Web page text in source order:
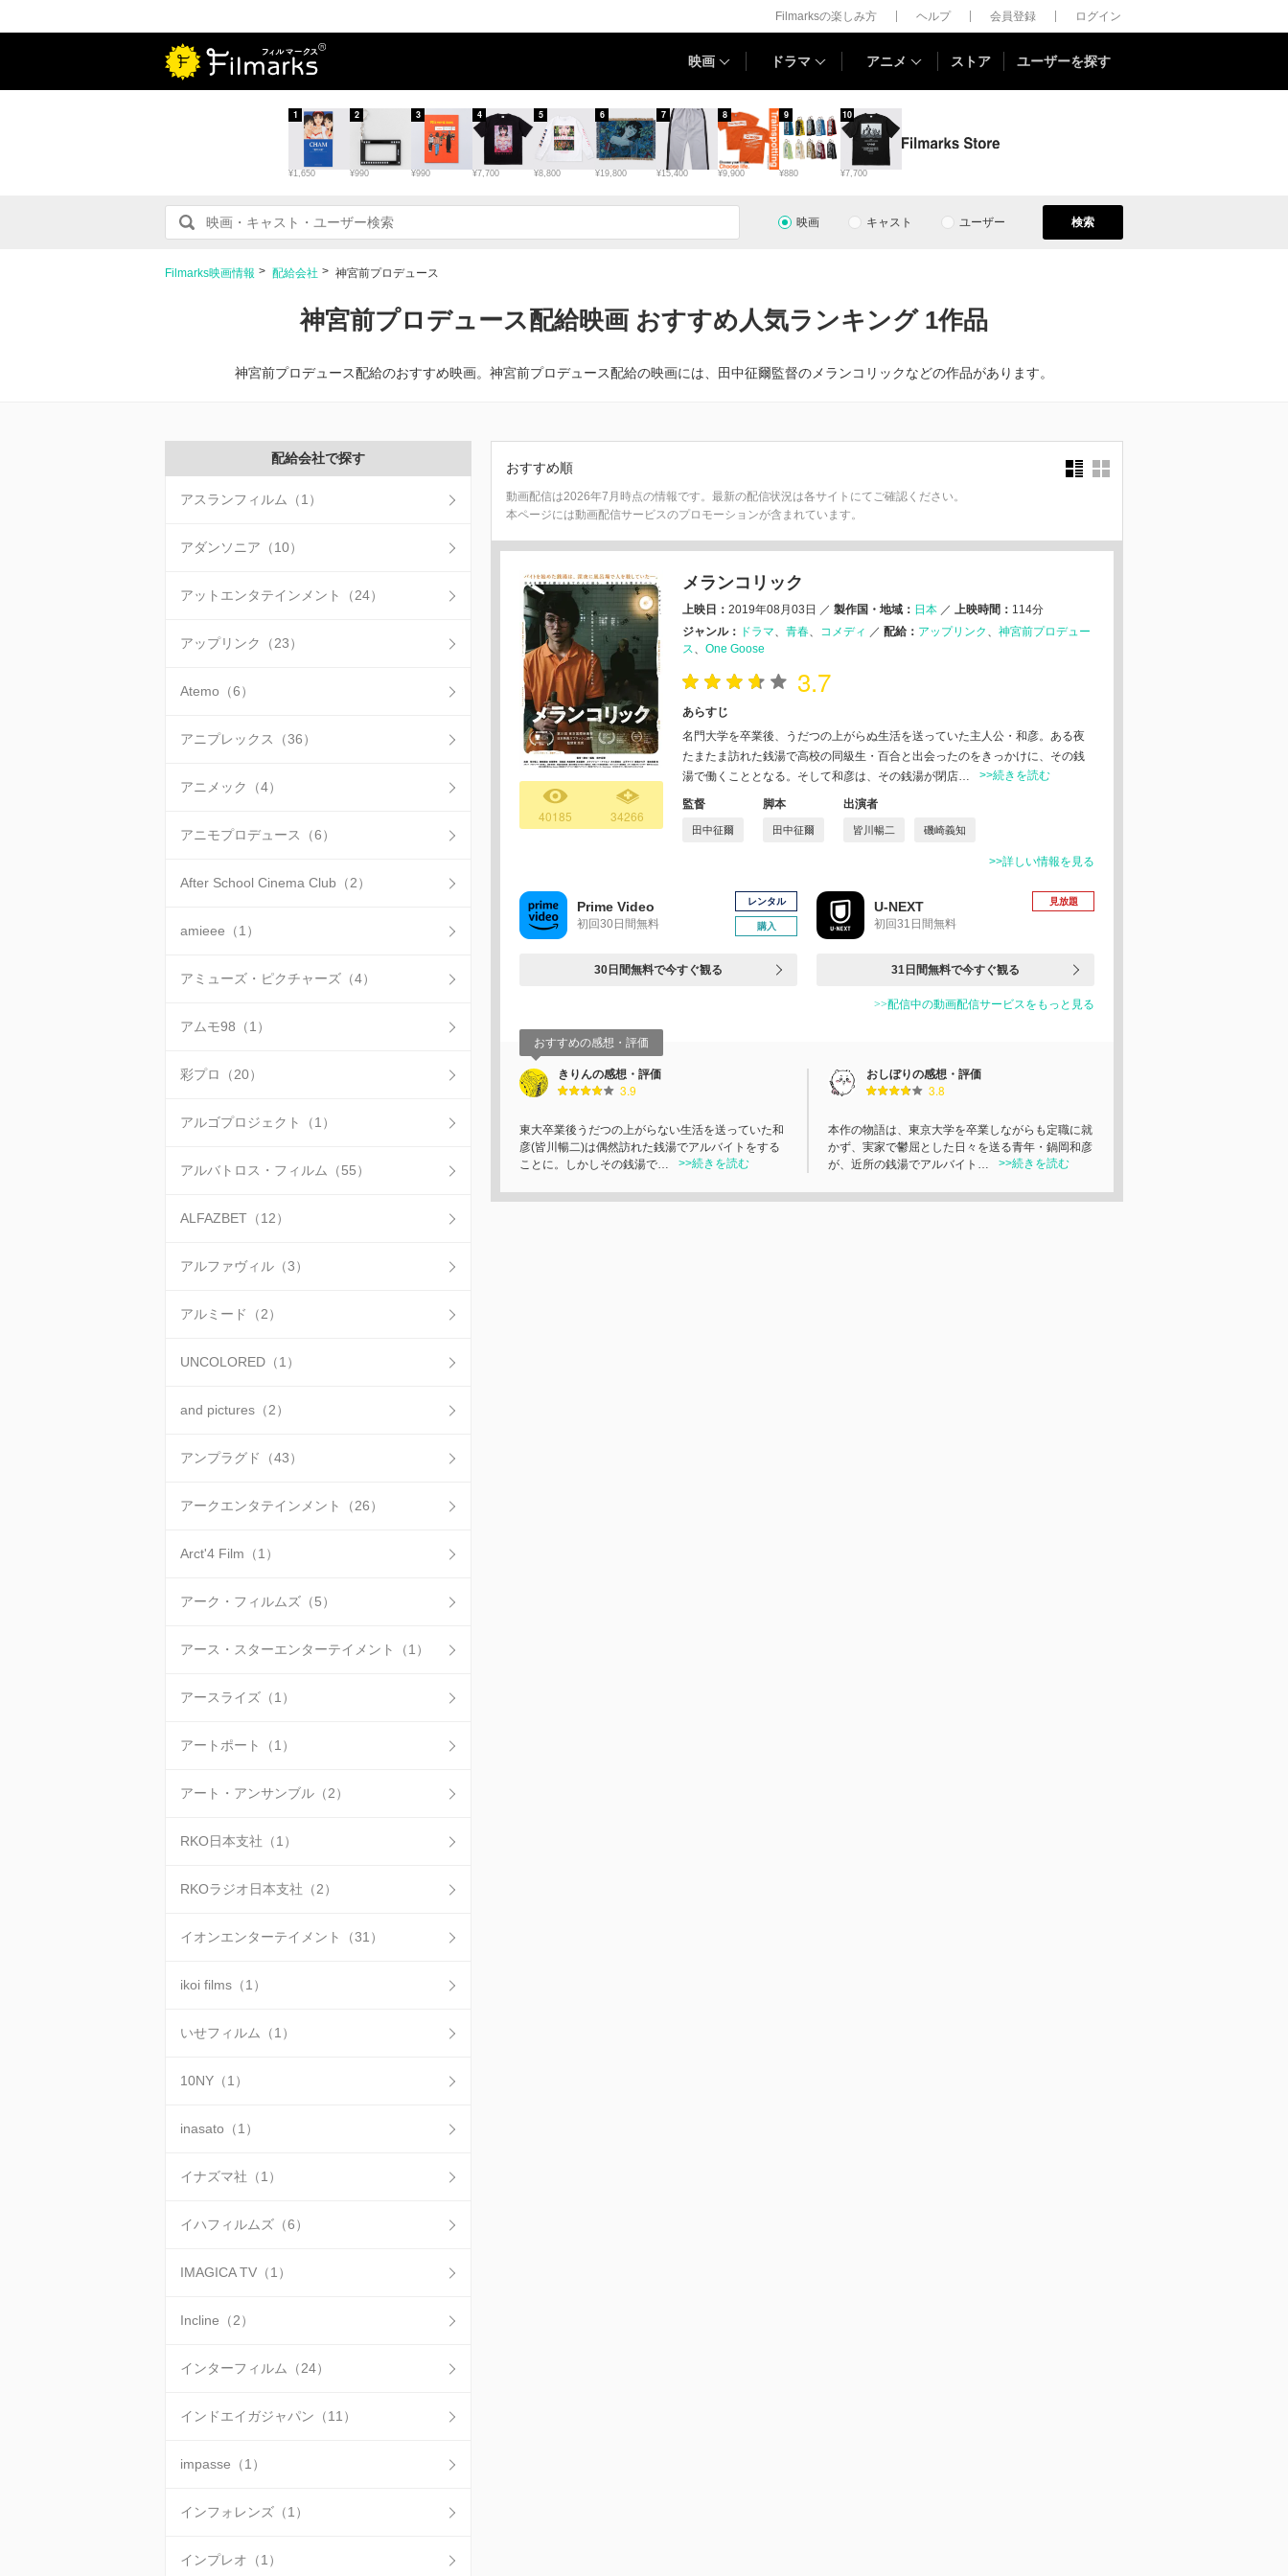
Filmarksの楽しみ方 ヘルプ 会員登録 ログイン
映画 ドラマ アニメ ストア ユーザーを探す
¥1,650
1
¥990
2
¥990
3
¥7,700
4
¥8,800
5
¥19,800
6
¥15,400
7
¥9,900
8
¥880
9
¥7,700
10
映画 キャスト ユーザー 検索
Filmarks映画情報 配給会社 神宮前プロデュース
神宮前プロデュース配給映画 おすすめ人気ランキング 1作品
神宮前プロデュース配給のおすすめ映画。神宮前プロデュース配給の映画には、田中征爾監督のメランコリックなどの作品があります。
配給会社で探す
アスランフィルム（1）
アダンソニア（10）
アットエンタテインメント（24）
アップリンク（23）
Atemo（6）
アニプレックス（36）
アニメック（4）
アニモプロデュース（6）
After School Cinema Club（2）
amieee（1）
アミューズ・ピクチャーズ（4）
アムモ98（1）
彩プロ（20）
アルゴプロジェクト（1）
アルバトロス・フィルム（55）
ALFAZBET（12）
アルファヴィル（3）
アルミード（2）
UNCOLORED（1）
and pictures（2）
アンプラグド（43）
アークエンタテインメント（26）
Arct'4 Film（1）
アーク・フィルムズ（5）
アース・スターエンターテイメント（1）
アースライズ（1）
アートポート（1）
アート・アンサンブル（2）
RKO日本支社（1）
RKOラジオ日本支社（2）
イオンエンターテイメント（31）
ikoi films（1）
いせフィルム（1）
10NY（1）
inasato（1）
イナズマ社（1）
イハフィルムズ（6）
IMAGICA TV（1）
Incline（2）
インターフィルム（24）
インドエイガジャパン（11）
impasse（1）
インフォレンズ（1）
インプレオ（1）
おすすめ順
動画配信は2026年7月時点の情報です。最新の配信状況は各サイトにてご確認ください。
本ページには動画配信サービスのプロモーションが含まれています。
40185 34266
メランコリック
上映日： 2019年08月03日 ／ 製作国・地域： 日本 ／ 上映時間： 114分
ジャンル： ドラマ 青春 コメディ ／ 配給： アップリンク
神宮前プロデュー
ス
One Goose
3.7
あらすじ
名門大学を卒業後、うだつの上がらぬ生活を送っていた主人公・和彦。ある夜
たまたま訪れた銭湯で高校の同級生・百合と出会ったのをきっかけに、その銭
湯で働くこととなる。そして和彦は、その銭湯が閉店…
>>続きを読む
監督
田中征爾
脚本
田中征爾
出演者
皆川暢二 磯崎義知
>>詳しい情報を見る
Prime Video
初回30日間無料
レンタル
購入
30日間無料で今すぐ観る
U-NEXT
初回31日間無料
見放題
31日間無料で今すぐ観る
>>配信中の動画配信サービスをもっと見る
おすすめの感想・評価
きりんの感想・評価
3.9
東大卒業後うだつの上がらない生活を送っていた和
彦(皆川暢二)は偶然訪れた銭湯でアルバイトをする
ことに。しかしその銭湯で…
>>続きを読む
おしぼりの感想・評価
3.8
本作の物語は、東京大学を卒業しながらも定職に就
かず、実家で鬱屈とした日々を送る青年・鍋岡和彦
が、近所の銭湯でアルバイト…
>>続きを読む